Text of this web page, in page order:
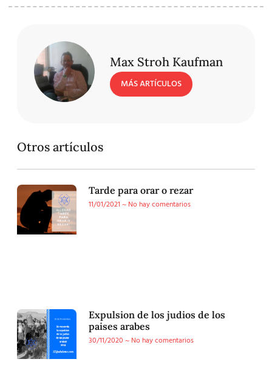
Max Stroh Kaufman
MÁS ARTÍCULOS
Otros artículos
Tarde para orar o rezar
11/01/2021
No hay comentarios
Expulsion de los judios de los
paises arabes
30/11/2020
No hay comentarios